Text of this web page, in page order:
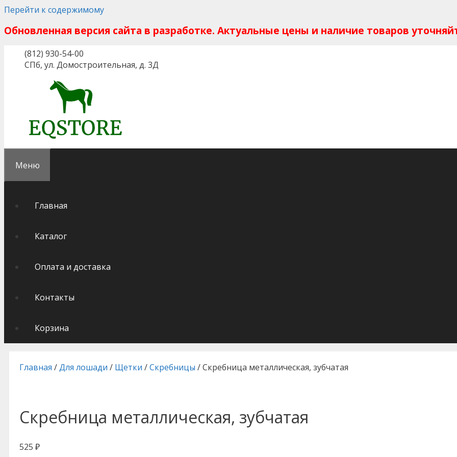
Перейти к содержимому
Обновленная версия сайта в разработке. Актуальные цены и наличие товаров
(812) 930-54-00
СПб, ул. Домостроительная, д. 3Д
Меню
Главная
Каталог
Оплата и доставка
Контакты
Корзина
Главная /Для лошади / Щетки /Скребницы / Скребница металлическая, зубчатая
Скребница металлическая, зубчатая
525 ₽